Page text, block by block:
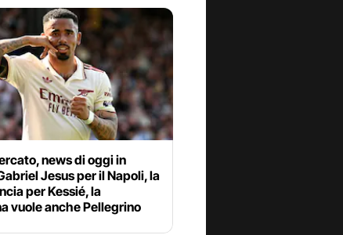
news di oggi in
Jesus per il Napoli, la
per Kessié, la
vuole anche Pellegrino